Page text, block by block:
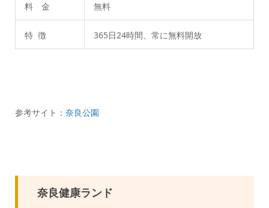
料 金 無料
特 徴 365日24時間、常に無料開放
参考サイト： 奈良公園
奈良健康ランド